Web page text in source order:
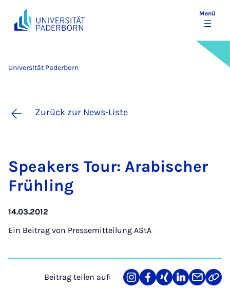
Menü
Universität Paderborn
Zurück zur News-Liste
Spea­kers Tour: Ara­bi­scher
Früh­ling
14.03.2012
Ein Beitrag von Pressemitteilung AStA
Beitrag teilen auf:
TeilenTeilenTeilenTeilenTeilenLink